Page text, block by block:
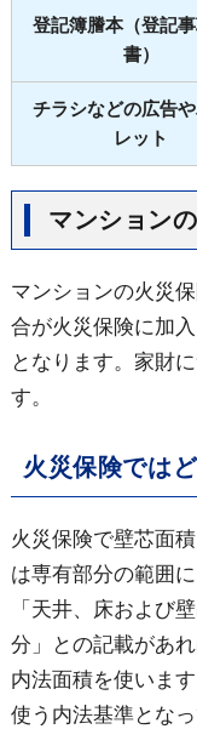
登記簿謄本（登記
書）
チラシなどの広告
レット
マンション
マンションの火災
合が火災保険に加
となります。家財
す。
火災保険では
火災保険で壁芯面
は専有部分の範囲
「天井、床および
分」との記載があ
内法面積を使いま
使う内法基準とな